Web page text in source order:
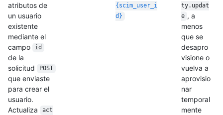
atributos de
un usuario
existente
mediante el
campo
id
de la
solicitud
POST
que enviaste
para crear el
usuario.
Actualiza
act
{scim_user_i
d}
ty.updat
e , a
menos
que se
desapro
visione o
vuelva a
aprovisio
nar
temporal
mente